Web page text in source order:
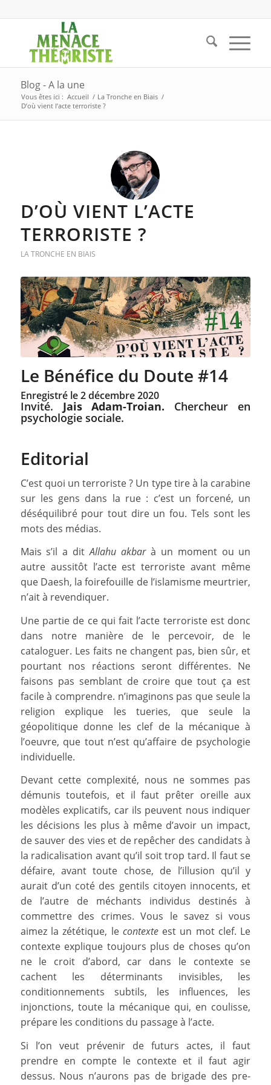
Blog - A la une
Vous êtes ici : Accueil / La Tronche en Biais /
D’où vient l’acte terroriste ?
D’OÙ VIENT L’ACTE
TERRORISTE ?
LA TRONCHE EN BIAIS
Le Bénéfice du Doute #14
Enregistré le 2 décembre 2020
Invité. Jais Adam-Troian. Chercheur en
psychologie sociale.
Editorial
C’est quoi un terroriste ? Un type tire à la carabine
sur les gens dans la rue : c’est un forcené, un
déséquilibré pour tout dire un fou. Tels sont les
mots des médias.
Mais s’il a ditAllahu akbarà un moment ou un
autre aussitôt l’acte est terroriste avant même
que Daesh, la foirefouille de l’islamisme meurtrier,
n’ait à revendiquer.
Une partie de ce qui fait l’acte terroriste est donc
dans notre manière de le percevoir, de le
cataloguer. Les faits ne changent pas, bien sûr, et
pourtant nos réactions seront différentes. Ne
faisons pas semblant de croire que tout ça est
facile à comprendre. n’imaginons pas que seule la
religion explique les tueries, que seule la
géopolitique donne les clef de la mécanique à
l’oeuvre, que tout n’est qu’affaire de psychologie
individuelle.
Devant cette complexité, nous ne sommes pas
démunis toutefois, et il faut prêter oreille aux
modèles explicatifs, car ils peuvent nous indiquer
les décisions les plus à même d’avoir un impact,
de sauver des vies et de repêcher des candidats à
la radicalisation avant qu’il soit trop tard. Il faut se
défaire, avant toute chose, de l’illusion qu’il y
aurait d’un coté des gentils citoyen innocents, et
de l’autre de méchants individus destinés à
commettre des crimes. Vous le savez si vous
aimez la zététique, le contexteest un mot clef. Le
contexte explique toujours plus de choses qu’on
ne le croit d’abord, car dans le contexte se
cachent les déterminants invisibles, les
conditionnements subtils, les influences, les
injonctions, toute la mécanique qui, en coulisse,
prépare les conditions du passage à l’acte.
Si l’on veut prévenir de futurs actes, il faut
prendre en compte le contexte et il faut agir
dessus. Nous n’aurons pas de brigade des pre-